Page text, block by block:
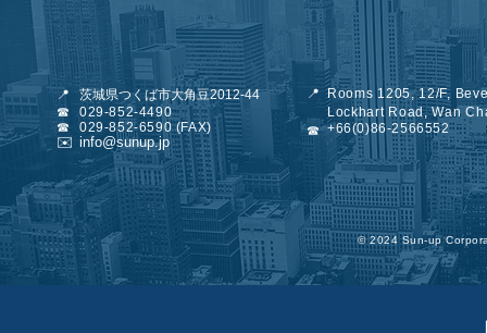
📍
☎
☎
✉️
📍
☎
茨城県つくば市大角豆2012-44
029-852-4490
029-852-6590 (FAX)
info@sunup.jp
Rooms 1205, 12/F,
Lockhart Road, Wan
+66(0)86-2566552
©︎ 2024 Sun-up